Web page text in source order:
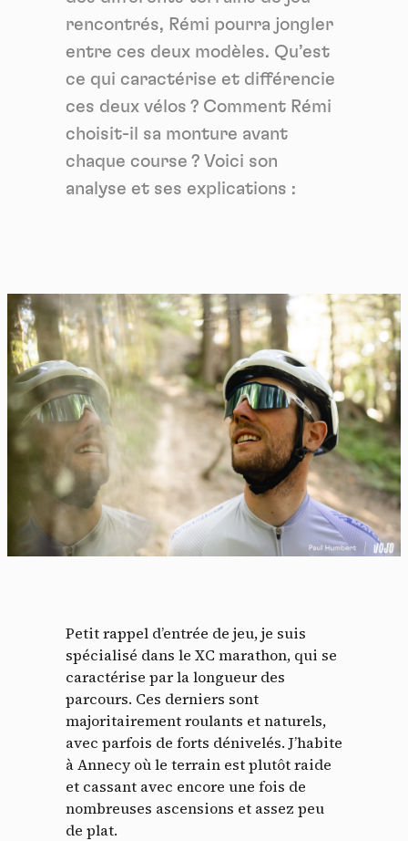
rencontrés, Rémi pourra jongler
entre ces deux modèles. Qu’est
ce qui caractérise et différencie
ces deux vélos ? Comment Rémi
choisit-il sa monture avant
chaque course ? Voici son
analyse et ses explications :
Petit rappel d’entrée de jeu, je suis
spécialisé dans le XC marathon, qui se
caractérise par la longueur des
parcours. Ces derniers sont
majoritairement roulants et naturels,
avec parfois de forts dénivelés. J’habite
à Annecy où le terrain est plutôt raide
et cassant avec encore une fois de
nombreuses ascensions et assez peu
de plat.